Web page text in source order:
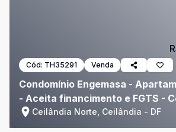
Cód: TH35291 Venda
Condomínio Engemasa -
- Aceita financimento e FGTS -
Ceilândia Norte, Ceilândia - DF